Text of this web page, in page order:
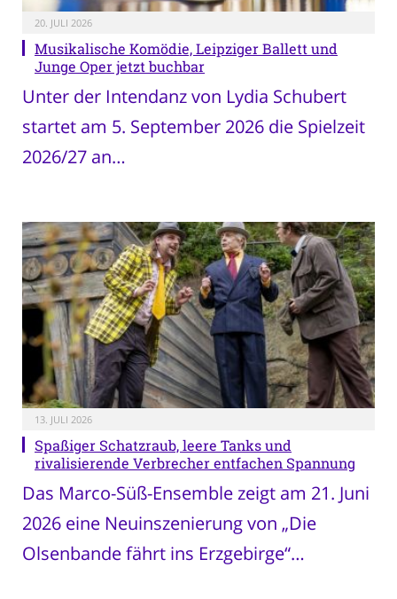
20. JULI 2026
Musikalische Komödie, Leipziger Ballett und
Junge Oper jetzt buchbar
Unter der Intendanz von Lydia Schubert
startet am 5. September 2026 die Spielzeit
2026/27 an…
13. JULI 2026
Spaßiger Schatzraub, leere Tanks und
rivalisierende Verbrecher entfachen Spannung
Das Marco-Süß-Ensemble zeigt am 21. Juni
2026 eine Neuinszenierung von „Die
Olsenbande fährt ins Erzgebirge“…